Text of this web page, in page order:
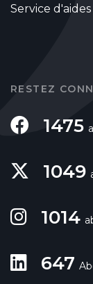
Service
RESTEZ
1475
1049
1014
647